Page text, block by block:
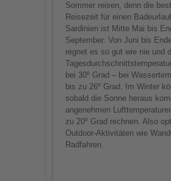
Sommer reisen, denn die
Reisezeit für einen
Sardinien ist Mitte Mai bis
September. Von Juni bis
regnet es so gut wie nie und
bei 30º Grad – bei
bis zu 26º Grad. Im Winter
sobald die Sonne heraus
angenehmen
zu 20º Grad rechnen. Also
Outdoor-Aktivitäten wie
Radfahren.